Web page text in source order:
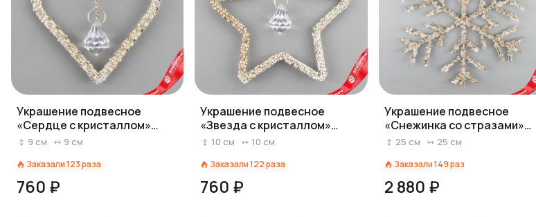
Украшение подвесное
«Сердце с кристаллом»
(пластик), 8,5х8,5см,
9 см 9 см
Заказали123раза
760 ₽
Украшение подвесное
«Звезда с кристаллом»
(пластик), 10х10см,
10 см 10 см
Заказали122раза
760 ₽
Украшение подвесное
«Снежинка со стразами»
(металл), 25х25см, шампань
25 см 25 см
Заказали149раз
2 880 ₽